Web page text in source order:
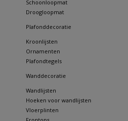
Schoonloopmat
Droogloopmat
Plafonddecoratie
Kroonlijsten
Ornamenten
Plafondtegels
Wanddecoratie
Wandlijsten
Hoeken voor wandlijsten
Vloerplinten